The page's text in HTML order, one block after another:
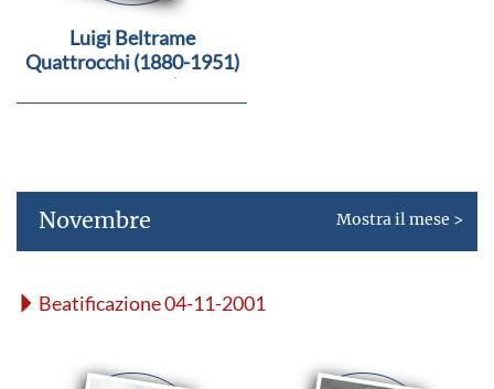
Luigi Beltrame
Quattrocchi (1880-1951)
1965)
Novembre Mostra il mese >
Beatificazione 04-11-2001